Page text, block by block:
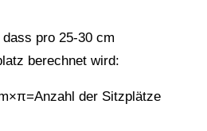
pro 25-30 cm
berechnet wird:
der Sitzplätze